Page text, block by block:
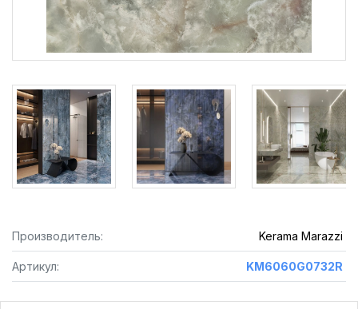
Производитель: Kerama Marazzi
Артикул: KM6060G0732R